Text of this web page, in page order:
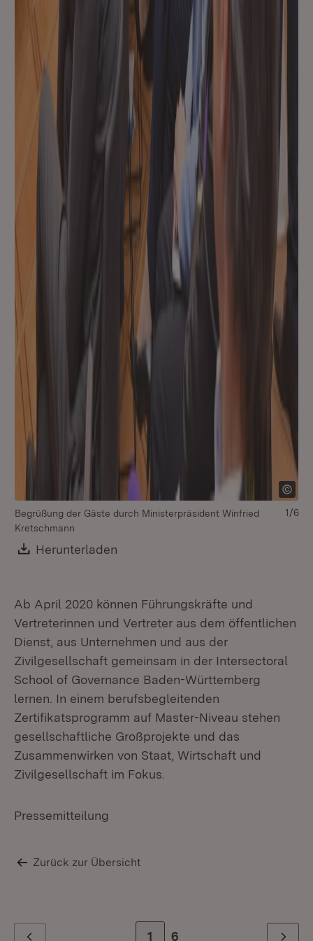
Begrüßung der Gäste durch Ministerpräsident Winfried
Kretschmann
Download:
Herunterladen
1/6
Ab April 2020 können Führungskräfte und
Vertreterinnen und Vertreter aus dem öffentlichen
Dienst, aus Unternehmen und aus der
Zivilgesellschaft gemeinsam in der Intersectoral
School of Governance Baden-Württemberg
lernen. In einem berufsbegleitenden
Zertifikatsprogramm auf Master-Niveau stehen
gesellschaftliche Großprojekte und das
Zusammenwirken von Staat, Wirtschaft und
Zivilgesellschaft im Fokus.
Pressemitteilung
Zurück zur Übersicht
Zur Seite
1 Zur letzten Seite
6